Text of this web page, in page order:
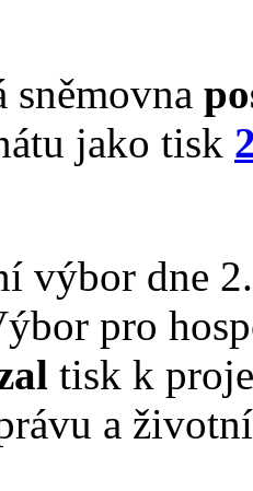
sněmovna
jako tisk
výbor dne
pro
tisk k
a